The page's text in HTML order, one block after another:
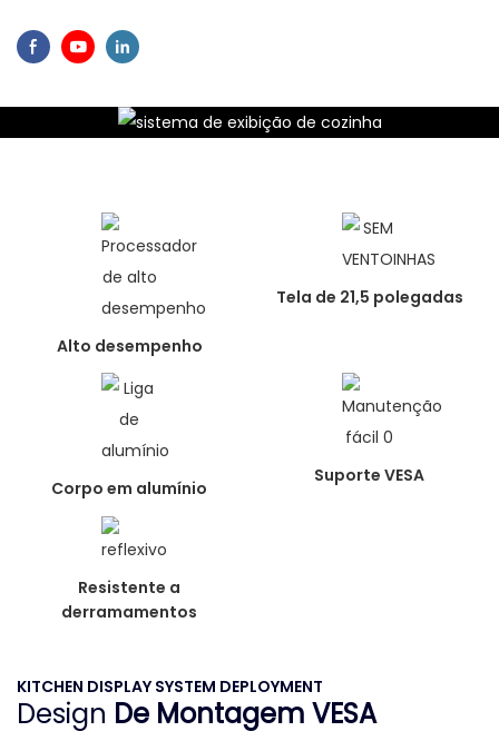
Alto desempenho
Tela de 21,5 polegadas
Corpo em alumínio
Suporte VESA
Resistente a
derramamentos
KITCHEN DISPLAY SYSTEM DEPLOYMENT
Design De Montagem VESA